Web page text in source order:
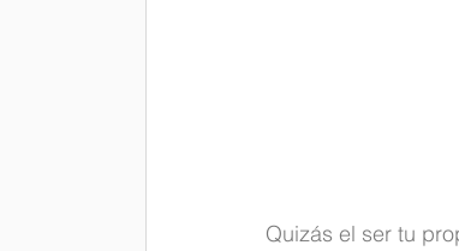
Quizás el ser tu